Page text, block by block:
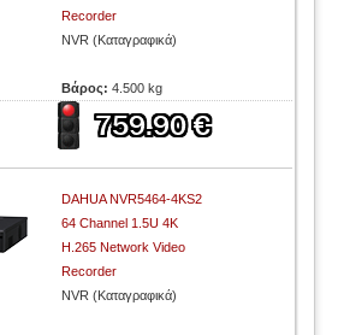
Recorder
NVR (Καταγραφικά)
Βάρος:4.500 kg
DAHUA NVR5464-4KS2
64 Channel 1.5U 4K
H.265 Network Video
Recorder
NVR (Καταγραφικά)